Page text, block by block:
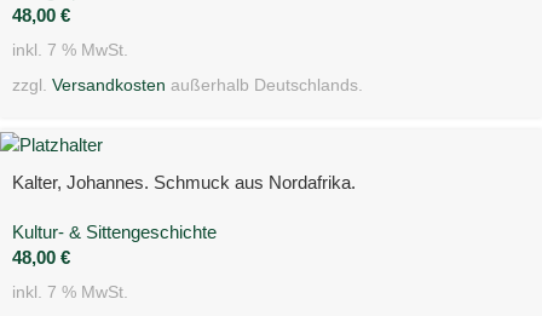
48,00 €
inkl. 7 % MwSt.
zzgl. Versandkosten außerhalb Deutschlands.
Kalter, Johannes. Schmuck aus Nordafrika.
Kultur- & Sittengeschichte
48,00 €
inkl. 7 % MwSt.